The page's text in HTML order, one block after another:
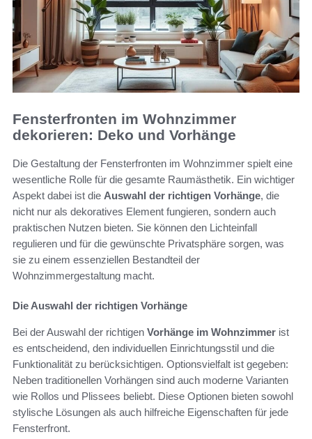
Fensterfronten im Wohnzimmer
dekorieren: Deko und Vorhänge
Die Gestaltung der Fensterfronten im Wohnzimmer spielt eine
wesentliche Rolle für die gesamte Raumästhetik. Ein wichtiger
Aspekt dabei ist die Auswahl der richtigen Vorhänge, die
nicht nur als dekoratives Element fungieren, sondern auch
praktischen Nutzen bieten. Sie können den Lichteinfall
regulieren und für die gewünschte Privatsphäre sorgen, was
sie zu einem essenziellen Bestandteil der
Wohnzimmergestaltung macht.
Die Auswahl der richtigen Vorhänge
Bei der Auswahl der richtigen Vorhänge im Wohnzimmer ist
es entscheidend, den individuellen Einrichtungsstil und die
Funktionalität zu berücksichtigen. Optionsvielfalt ist gegeben:
Neben traditionellen Vorhängen sind auch moderne Varianten
wie Rollos und Plissees beliebt. Diese Optionen bieten sowohl
stylische Lösungen als auch hilfreiche Eigenschaften für jede
Fensterfront.